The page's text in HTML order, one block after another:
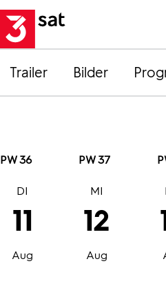
Trailer Bilder
PW 36 PW 37
11
Aug
DI
12
Aug
MI